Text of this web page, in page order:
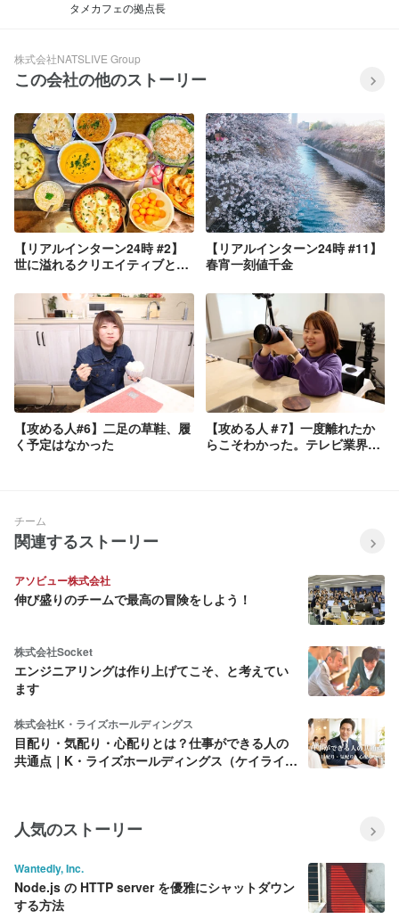
タメカフェの拠点長
株式会社NATSLIVE Group
この会社の他のストーリー
【リアルインターン24時 #2】
世に溢れるクリエイティブとや
【リアルインターン24時 #11】
春宵一刻値千金
【攻める人#6】二足の草鞋、履
く予定はなかった
【攻める人＃7】一度離れたか
らこそわかった。テレビ業界を
チーム
関連するストーリー
アソビュー株式会社
伸び盛りのチームで最高の冒険をしよう！
株式会社Socket
エンジニアリングは作り上げてこそ、と考えてい
ます
株式会社K・ライズホールディングス
目配り・気配り・心配りとは？仕事ができる人の
共通点｜K・ライズホールディングス（ケイライ
人気のストーリー
Wantedly, Inc.
Node.js の HTTP server を優雅にシャットダウン
する方法